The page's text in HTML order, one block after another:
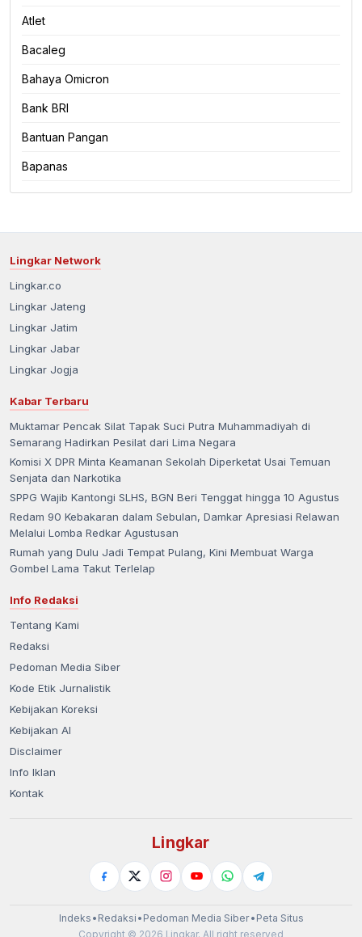
Atlet
Bacaleg
Bahaya Omicron
Bank BRI
Bantuan Pangan
Bapanas
Lingkar Network
Lingkar.co
Lingkar Jateng
Lingkar Jatim
Lingkar Jabar
Lingkar Jogja
Kabar Terbaru
Muktamar Pencak Silat Tapak Suci Putra Muhammadiyah di
Semarang Hadirkan Pesilat dari Lima Negara
Komisi X DPR Minta Keamanan Sekolah Diperketat Usai Temuan
Senjata dan Narkotika
SPPG Wajib Kantongi SLHS, BGN Beri Tenggat hingga 10 Agustus
Redam 90 Kebakaran dalam Sebulan, Damkar Apresiasi Relawan
Melalui Lomba Redkar Agustusan
Rumah yang Dulu Jadi Tempat Pulang, Kini Membuat Warga
Gombel Lama Takut Terlelap
Info Redaksi
Tentang Kami
Redaksi
Pedoman Media Siber
Kode Etik Jurnalistik
Kebijakan Koreksi
Kebijakan AI
Disclaimer
Info Iklan
Kontak
Lingkar
Indeks • Redaksi • Pedoman Media Siber• Peta Situs
Copyright © 2026 Lingkar. All right reserved